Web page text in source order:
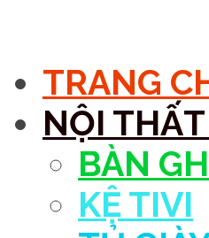
TRANG
NỘI
BÀN
KỆ TIVI